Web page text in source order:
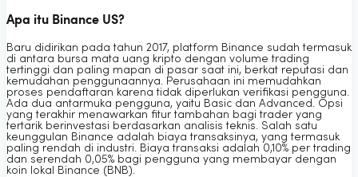
Apa itu Binance US?
Baru didirikan pada tahun 2017, platform Binance sudah termasuk
di antara bursa mata uang kripto dengan volume trading
tertinggi dan paling mapan di pasar saat ini, berkat reputasi dan
kemudahan penggunaannya. Perusahaan ini memudahkan
proses pendaftaran karena tidak diperlukan verifikasi pengguna.
Ada dua antarmuka pengguna, yaitu Basic dan Advanced. Opsi
yang terakhir menawarkan fitur tambahan bagi trader yang
tertarik berinvestasi berdasarkan analisis teknis. Salah satu
keunggulan Binance adalah biaya transaksinya, yang termasuk
paling rendah di industri. Biaya transaksi adalah 0,10% per trading
dan serendah 0,05% bagi pengguna yang membayar dengan
koin lokal Binance (BNB).